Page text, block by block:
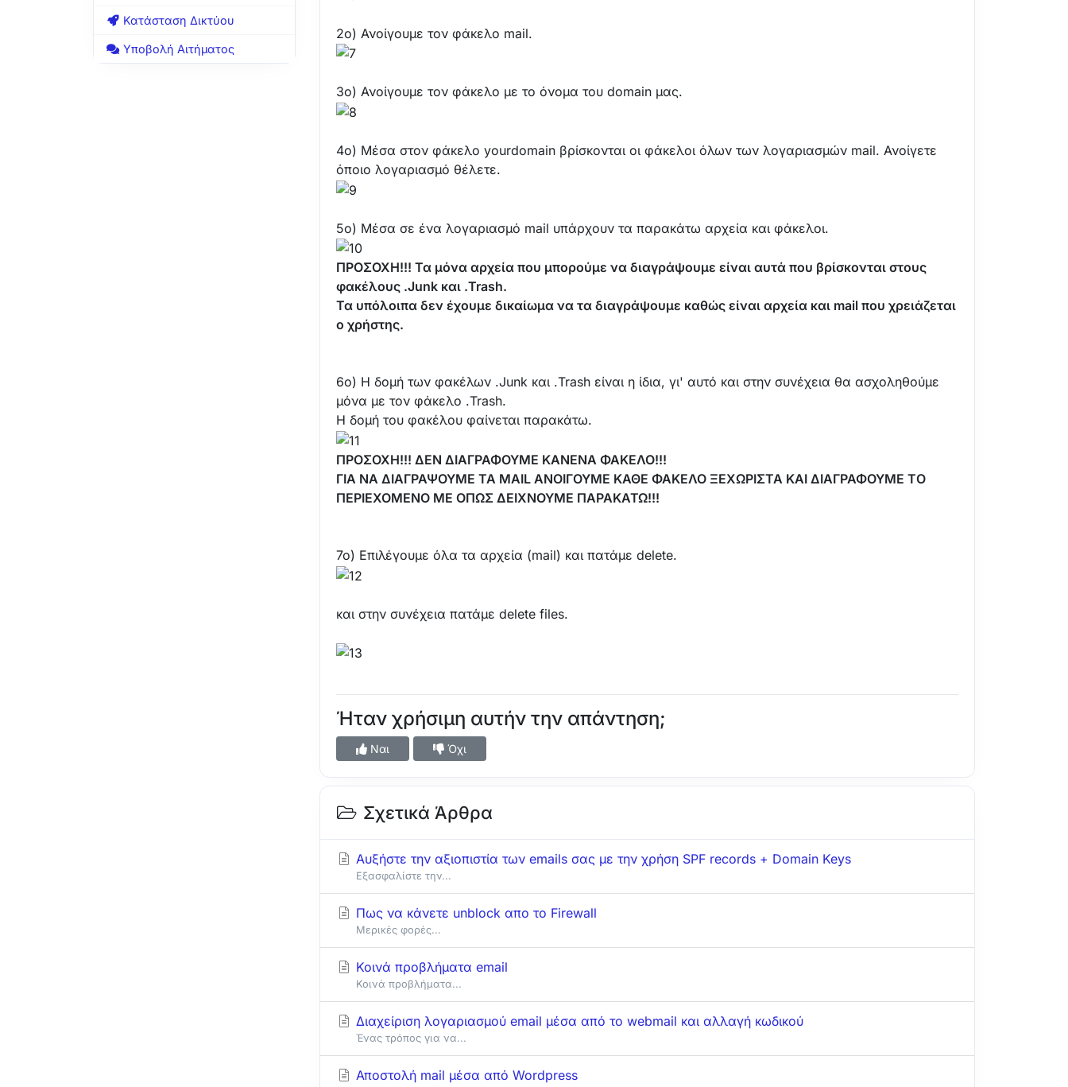
Κατάσταση Δικτύου
Υποβολή Αιτήματος
2ο) Ανοίγουμε τον φάκελο mail.
3o) Ανοίγουμε τον φάκελο με το όνομα του domain μας.
4ο) Μέσα στον φάκελο yourdomain βρίσκονται οι φάκελοι όλων των λογαριασμών mail. Ανοίγετε
όποιο λογαριασμό θέλετε.
5ο) Μέσα σε ένα λογαριασμό mail υπάρχουν τα παρακάτω αρχεία και φάκελοι.
ΠΡΟΣΟΧΗ!!! Τα μόνα αρχεία που μπορούμε να διαγράψουμε είναι αυτά που βρίσκονται στους
φακέλους .Junk και .Trash.
Τα υπόλοιπα δεν έχουμε δικαίωμα να τα διαγράψουμε καθώς είναι αρχεία και mail που χρειάζεται
ο χρήστης.
6ο) Η δομή των φακέλων .Junk και .Trash είναι η ίδια, γι' αυτό και στην συνέχεια θα ασχοληθούμε
μόνα με τον φάκελο .Trash.
Η δομή του φακέλου φαίνεται παρακάτω.
ΠΡΟΣΟΧΗ!!! ΔΕΝ ΔΙΑΓΡΑΦΟΥΜΕ ΚΑΝΕΝΑ ΦΑΚΕΛΟ!!!
ΓΙΑ ΝΑ ΔΙΑΓΡΑΨΟΥΜΕ ΤΑ MAIL ΑΝΟΙΓΟΥΜΕ ΚΑΘΕ ΦΑΚΕΛΟ ΞΕΧΩΡΙΣΤΑ ΚΑΙ ΔΙΑΓΡΑΦΟΥΜΕ ΤΟ
ΠΕΡΙΕΧΟΜΕΝΟ ΜΕ ΟΠΩΣ ΔΕΙΧΝΟΥΜΕ ΠΑΡΑΚΑΤΩ!!!
7ο) Επιλέγουμε όλα τα αρχεία (mail) και πατάμε delete.
και στην συνέχεια πατάμε delete files.
Ήταν χρήσιμη αυτήν την απάντηση;
Ναι Όχι
Σχετικά Άρθρα
Αυξήστε την αξιοπιστία των emails σας με την χρήση SPF records + Domain Keys
Εξασφαλίστε την...
Πως να κάνετε unblock απο το Firewall
Μερικές φορές...
Κοινά προβλήματα email
Κοινά προβλήματα...
Διαχείριση λογαριασμού email μέσα από το webmail και αλλαγή κωδικού
Ένας τρόπος για να...
Αποστολή mail μέσα από Wordpress